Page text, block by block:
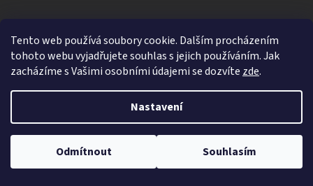
Tento web používá soubory cookie. Dalším procházením
tohoto webu vyjadřujete souhlas s jejich používáním. Jak
zacházíme s Vašimi osobními údajemi se dozvíte zde.
Nastavení
Odmítnout Souhlasím
Vytvořil Shoptet
iDRINKS.cz. Všechna práva vyhrazena.